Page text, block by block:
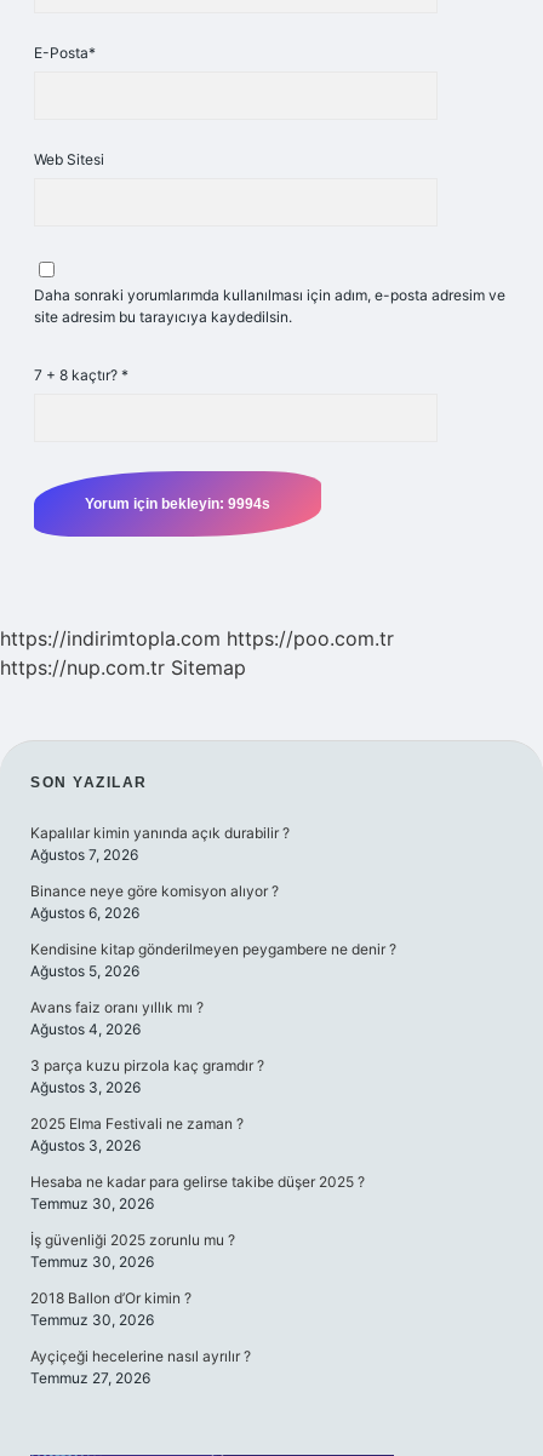
E-Posta*
Web Sitesi
Daha sonraki yorumlarımda kullanılması için adım, e-posta adresim ve
site adresim bu tarayıcıya kaydedilsin.
7 + 8 kaçtır? *
https://indirimtopla.com https://poo.com.tr
https://nup.com.tr Sitemap
SIDEBAR
SON YAZILAR
Kapalılar kimin yanında açık durabilir ?
Ağustos 7, 2026
Binance neye göre komisyon alıyor ?
Ağustos 6, 2026
Kendisine kitap gönderilmeyen peygambere ne denir ?
Ağustos 5, 2026
Avans faiz oranı yıllık mı ?
Ağustos 4, 2026
3 parça kuzu pirzola kaç gramdır ?
Ağustos 3, 2026
2025 Elma Festivali ne zaman ?
Ağustos 3, 2026
Hesaba ne kadar para gelirse takibe düşer 2025 ?
Temmuz 30, 2026
İş güvenliği 2025 zorunlu mu ?
Temmuz 30, 2026
2018 Ballon d’Or kimin ?
Temmuz 30, 2026
Ayçiçeği hecelerine nasıl ayrılır ?
Temmuz 27, 2026